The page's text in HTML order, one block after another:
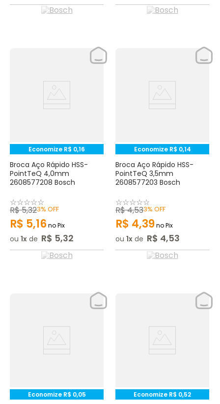
Economize R$ 0,16
Broca Aço Rápido HSS-
PointTeQ 4,0mm
2608577208 Bosch
☆☆☆☆☆
R$5,323% OFF
R$ 5,16no Pix
ou 1 de R$ 5,32
Economize R$ 0,14
Broca Aço Rápido HSS-
PointTeQ 3,5mm
2608577203 Bosch
☆☆☆☆☆
R$4,533% OFF
R$ 4,39no Pix
ou 1 de R$ 4,53
Economize R$ 0,05 Economize R$ 0,52